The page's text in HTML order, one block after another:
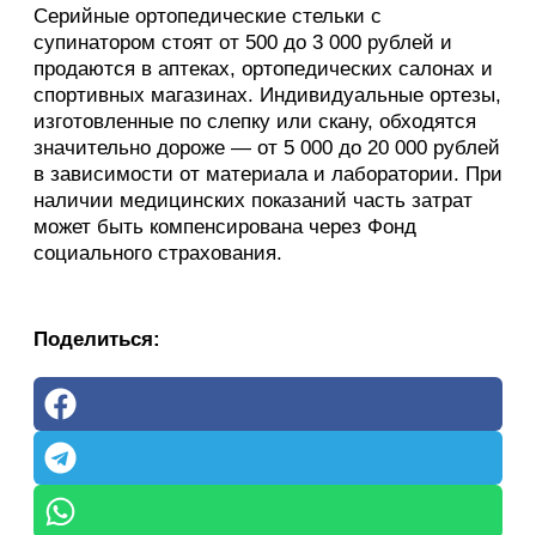
Серийные ортопедические стельки с
супинатором стоят от 500 до 3 000 рублей и
продаются в аптеках, ортопедических салонах и
спортивных магазинах. Индивидуальные ортезы,
изготовленные по слепку или скану, обходятся
значительно дороже — от 5 000 до 20 000 рублей
в зависимости от материала и лаборатории. При
наличии медицинских показаний часть затрат
может быть компенсирована через Фонд
социального страхования.
Поделиться: